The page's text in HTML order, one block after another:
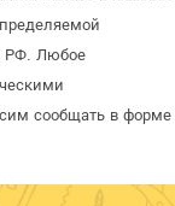
РФ. Любое
сообщать в форме